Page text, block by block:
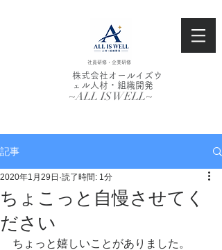
社員研修・企業研修
株式会社オールイズウ
ェル人材・組織開発
~ALL IS WELL~
記事
ちょこっと自慢させてく
ださい
2020年1月29日 読了時間: 1分
ちょっと嬉しいことがありました。